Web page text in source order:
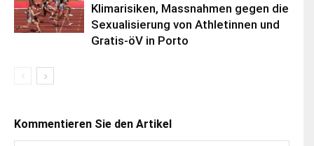
Klimarisiken, Massnahmen gegen die
Sexualisierung von Athletinnen und
Gratis-öV in Porto
Kommentieren Sie den Artikel